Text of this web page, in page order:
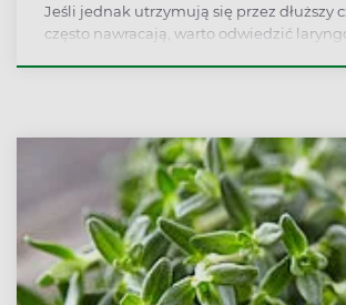
Jeśli jednak utrzymują się przez dłuższy
często nawracają, warto odwiedzić